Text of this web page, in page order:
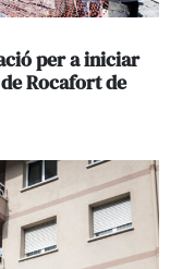
per a iniciar
Rocafort de